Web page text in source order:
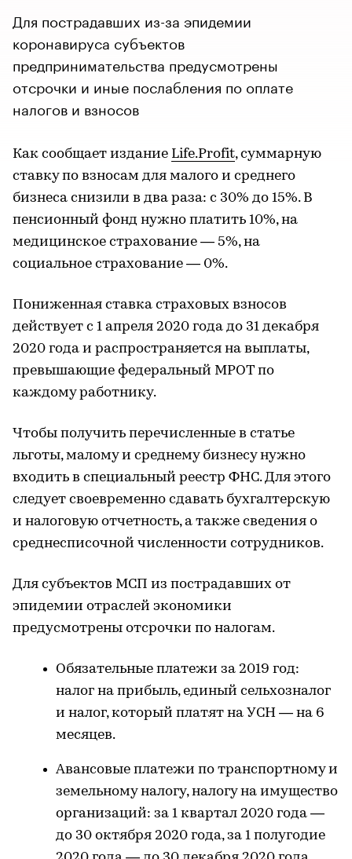
Для пострадавших из-за эпидемии
коронавируса субъектов
предпринимательства предусмотрены
отсрочки и иные послабления по оплате
налогов и взносов
Как сообщает издание Life.Profit, cуммарную
ставку по взносам для малого и среднего
бизнеса снизили в два раза: с 30% до 15%. В
пенсионный фонд нужно платить 10%, на
медицинское страхование — 5%, на
социальное страхование — 0%.
Пониженная ставка страховых взносов
действует с 1 апреля 2020 года до 31 декабря
2020 года и распространяется на выплаты,
превышающие федеральный МРОТ по
каждому работнику.
Чтобы получить перечисленные в статье
льготы, малому и среднему бизнесу нужно
входить в специальный реестр ФНС. Для этого
следует своевременно сдавать бухгалтерскую
и налоговую отчетность, а также сведения о
среднесписочной численности сотрудников.
Для субъектов МСП из пострадавших от
эпидемии отраслей экономики
предусмотрены отсрочки по налогам.
Обязательные платежи за 2019 год:
налог на прибыль, единый сельхозналог
и налог, который платят на УСН — на 6
месяцев.
Авансовые платежи по транспортному и
земельному налогу, налогу на имущество
организаций: за 1 квартал 2020 года —
до 30 октября 2020 года, за 1 полугодие